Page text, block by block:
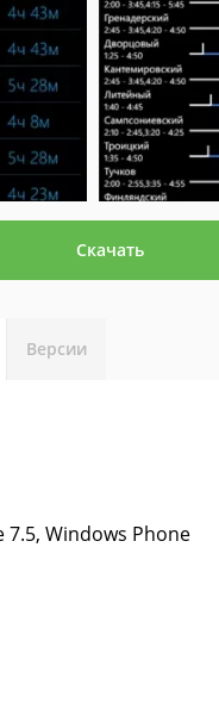
Скачать
Версии
7.5, Windows Phone